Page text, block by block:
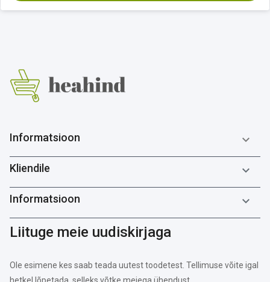
Informatsioon 
Kliendile 
Informatsioon 
Liituge meie uudiskirjaga
Ole esimene kes saab teada uutest toodetest. Tellimuse võite igal